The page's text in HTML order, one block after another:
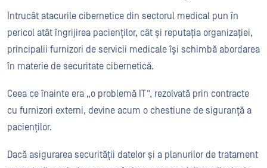
Întrucât atacurile cibernetice din sectorul medical pun în
pericol atât îngrijirea pacienților, cât și reputația organizației,
principalii furnizori de servicii medicale își schimbă abordarea
în materie de securitate cibernetică.
Ceea ce înainte era „o problemă IT”, rezolvată prin contracte
cu furnizori externi, devine acum o chestiune de siguranță a
pacienților.
Dacă asigurarea securității datelor și a planurilor de tratament